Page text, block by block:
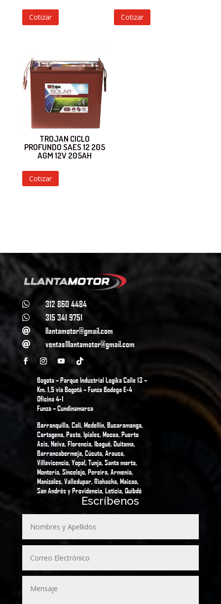
Cotizar Cotizar
TROJAN CICLO
PROFUNDO SAES 12 205
AGM 12V 205AH
Cotizar
 312 860 4484
 315 341 9751
 llantamotor@gmail.com
 ventas1llantamotor@gmail.com
Bogota – Parque Industrial Logika Calle 13 –
Km. 1,5 vía Bogotá – Funza Bodega E-4
Oficina 4-1
Funza – Cundinamarca
Barranquilla, Cali, Medellín, Bucaramanga,
Cartagena, Pasto, Ipiales, Mocoa, Puerto
Asís, Neiva, Florencia, Ibagué, Duitama,
Barrancabermeja, Cúcuta, Arauca,
Villavicencio, Yopal, Tunja, Santa marta,
Montería, Sincelejo, Pereira, Armenia,
Manizales, Valledupar, Riohacha, Maicao,
San Andrés y Providencia, Leticia, Quibdó
Escríbenos